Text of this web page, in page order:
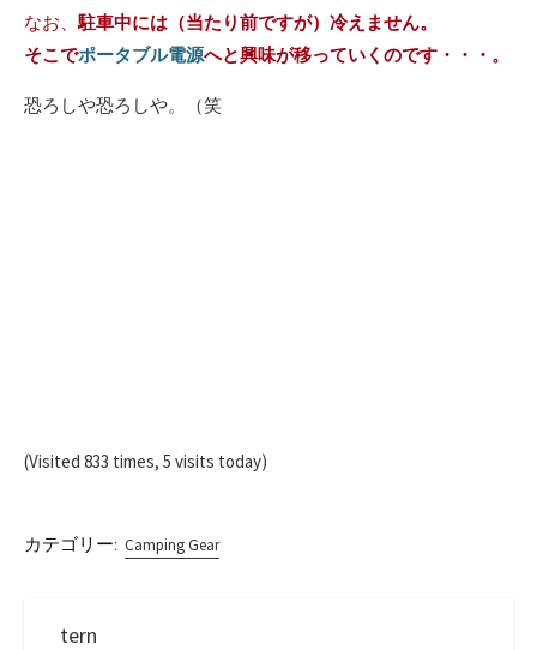
なお、駐車中には（当たり前ですが）冷えません。
そこでポータブル電源へと興味が移っていくのです・・・。
恐ろしや恐ろしや。（笑
(Visited 833 times, 5 visits today)
カテゴリー: Camping Gear
tern